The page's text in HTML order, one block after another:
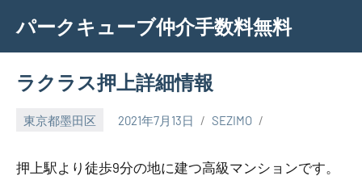
content
パークキューブ仲介手数料無料
ラクラス押上詳細情報
東京都墨田区 2021年7月13日 SEZIMO
押上駅より徒歩9分の地に建つ高級マンションです。